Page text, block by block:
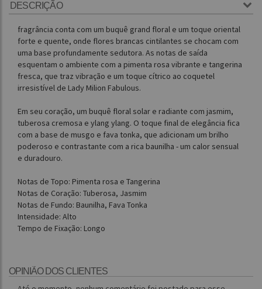
DESCRIÇÃO
fragrância conta com um buquê grand floral e um toque oriental
forte e quente, onde flores brancas cintilantes se chocam com
uma base profundamente sedutora. As notas de saída
esquentam o ambiente com a pimenta rosa vibrante e tangerina
fresca, que traz vibração e um toque cítrico ao coquetel
irresistível de Lady Milion Fabulous.
Em seu coração, um buquê floral solar e radiante com jasmim,
tuberosa cremosa e ylang ylang. O toque final de elegância fica
com a base de musgo e fava tonka, que adicionam um brilho
poderoso e contrastante com a rica baunilha - um calor sensual
e duradouro.
Notas de Topo: Pimenta rosa e Tangerina
Notas de Coração: Tuberosa, Jasmim
Notas de Fundo: Baunilha, Fava Tonka
Intensidade: Alto
Tempo de Fixação: Longo
OPINIÃO DOS CLIENTES